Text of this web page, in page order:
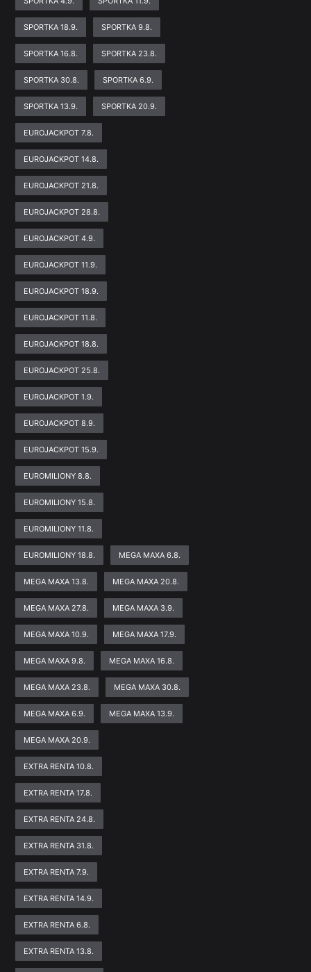
SPORTKA 18.9. SPORTKA 9.8.
SPORTKA 16.8. SPORTKA 23.8.
SPORTKA 30.8. SPORTKA 6.9.
SPORTKA 13.9. SPORTKA 20.9.
EUROJACKPOT 7.8.
EUROJACKPOT 14.8.
EUROJACKPOT 21.8.
EUROJACKPOT 28.8.
EUROJACKPOT 4.9.
EUROJACKPOT 11.9.
EUROJACKPOT 18.9.
EUROJACKPOT 11.8.
EUROJACKPOT 18.8.
EUROJACKPOT 25.8.
EUROJACKPOT 1.9.
EUROJACKPOT 8.9.
EUROJACKPOT 15.9.
EUROMILIONY 8.8.
EUROMILIONY 15.8.
EUROMILIONY 11.8.
EUROMILIONY 18.8. MEGA MAXA 6.8.
MEGA MAXA 13.8. MEGA MAXA 20.8.
MEGA MAXA 27.8. MEGA MAXA 3.9.
MEGA MAXA 10.9. MEGA MAXA 17.9.
MEGA MAXA 9.8. MEGA MAXA 16.8.
MEGA MAXA 23.8. MEGA MAXA 30.8.
MEGA MAXA 6.9. MEGA MAXA 13.9.
MEGA MAXA 20.9.
EXTRA RENTA 10.8.
EXTRA RENTA 17.8.
EXTRA RENTA 24.8.
EXTRA RENTA 31.8.
EXTRA RENTA 7.9.
EXTRA RENTA 14.9.
EXTRA RENTA 6.8.
EXTRA RENTA 13.8.